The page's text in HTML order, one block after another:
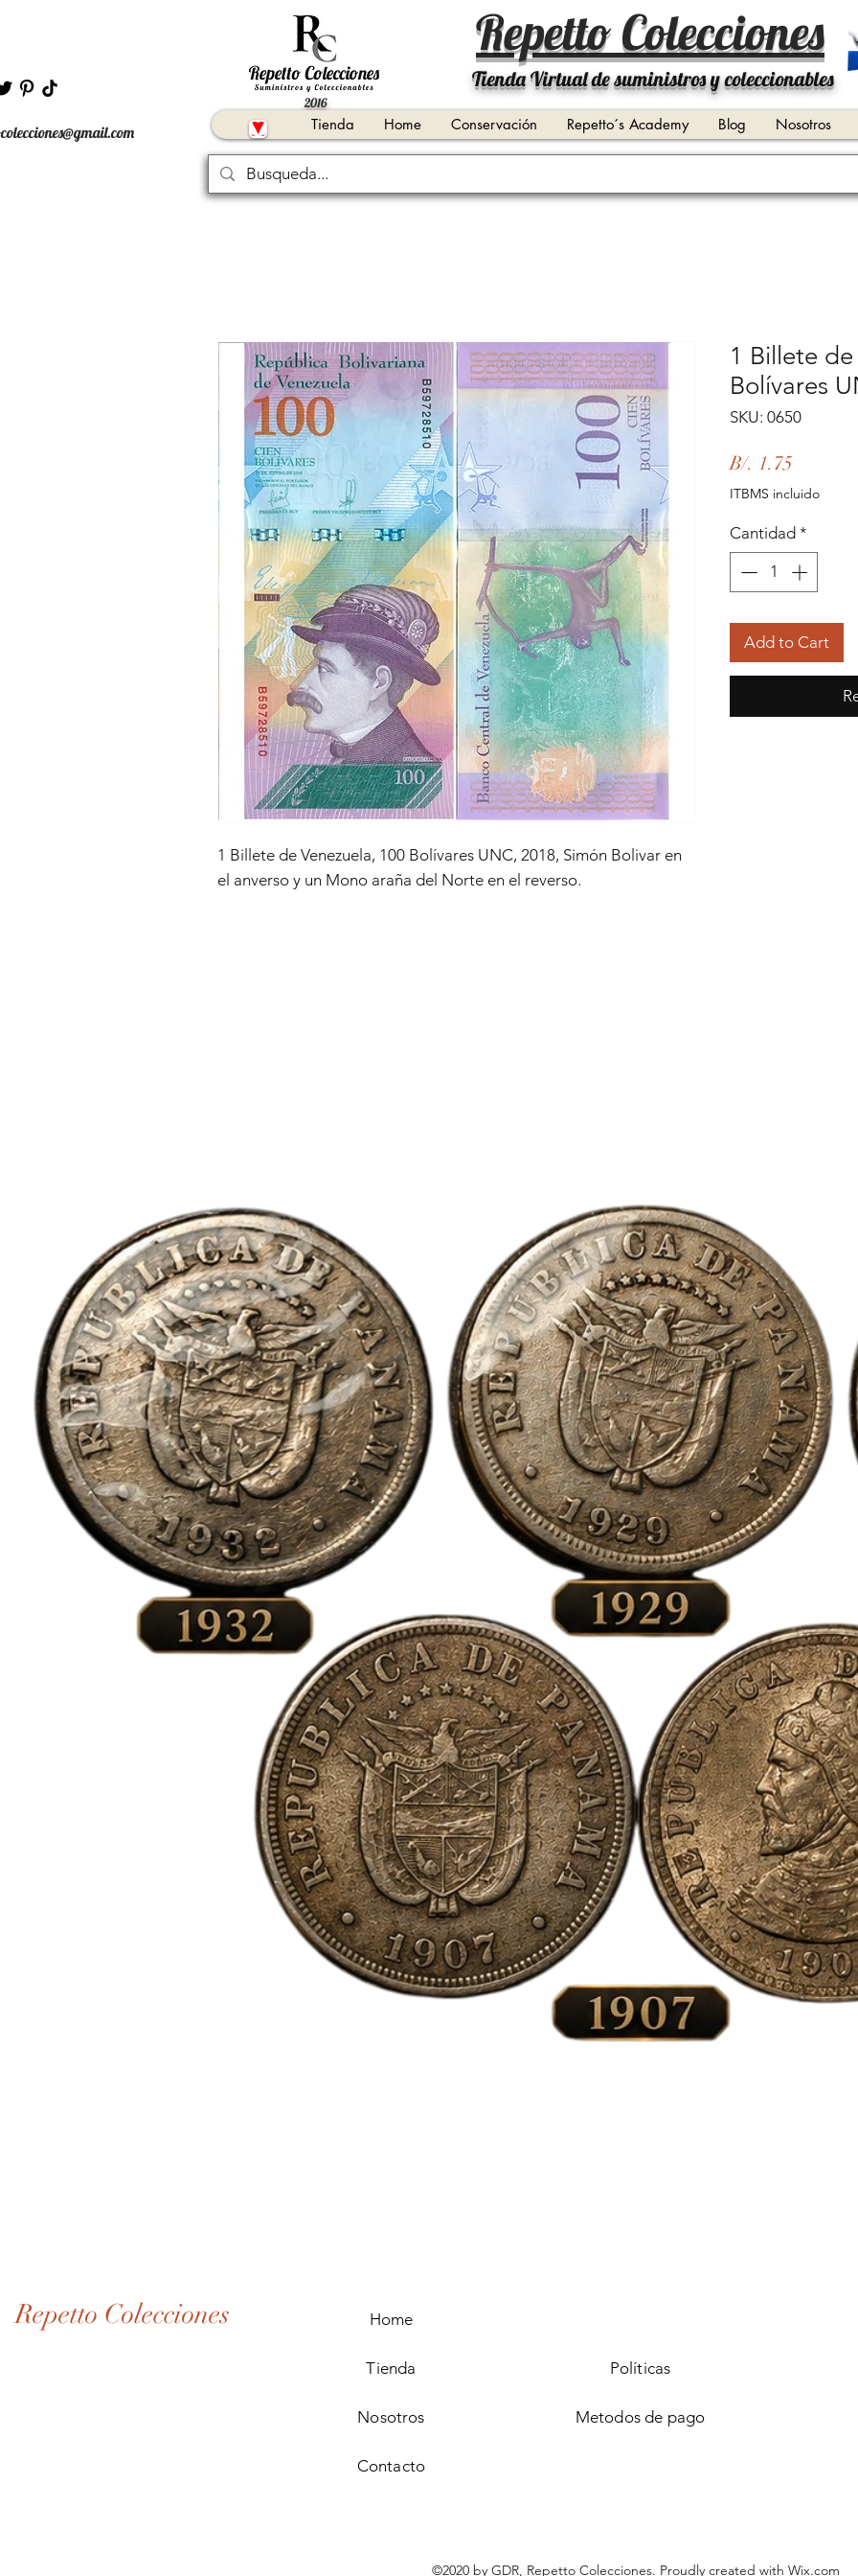
2016
Repetto Colecciones
Tienda Virtual de suministros y coleccionables
Tienda Home Conservación Repetto´s Academy Blog Nosotros
1 Billete de Venezuela, 100 Bolívares UNC, 2018, Simón Bolivar en
el anverso y un Mono araña del Norte en el reverso.
1 Billete
Bolívares
SKU: 0650
B/. 1.75
ITBMS incluido
Cantidad *
Add to Cart
Repetto Colecciones Home
Tienda
Nosotros
Contacto
Políticas
Metodos de pago
©2020 by GDR, Repetto Colecciones. Proudly created with Wix.com